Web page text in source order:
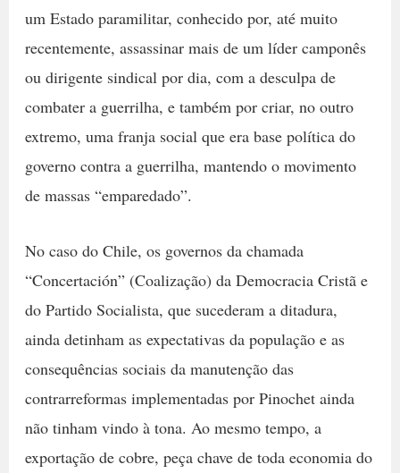
um Estado paramilitar, conhecido por, até muito
recentemente, assassinar mais de um líder camponês
ou dirigente sindical por dia, com a desculpa de
combater a guerrilha, e também por criar, no outro
extremo, uma franja social que era base política do
governo contra a guerrilha, mantendo o movimento
de massas “emparedado”.
No caso do Chile, os governos da chamada
“Concertación” (Coalização) da Democracia Cristã e
do Partido Socialista, que sucederam a ditadura,
ainda detinham as expectativas da população e as
consequências sociais da manutenção das
contrarreformas implementadas por Pinochet ainda
não tinham vindo à tona. Ao mesmo tempo, a
exportação de cobre, peça chave de toda economia do